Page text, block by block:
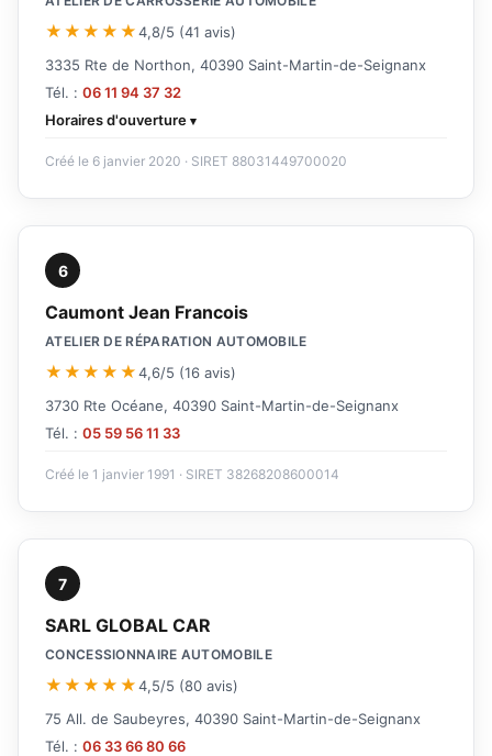
★★★★★4,8/5 (41 avis)
3335 Rte de Northon, 40390 Saint-Martin-de-Seignanx
Tél. : 06 11 94 37 32
Horaires d'ouverture
Créé le 6 janvier 2020 · SIRET 88031449700020
6
Caumont Jean Francois
ATELIER DE RÉPARATION AUTOMOBILE
★★★★★4,6/5 (16 avis)
3730 Rte Océane, 40390 Saint-Martin-de-Seignanx
Tél. : 05 59 56 11 33
Créé le 1 janvier 1991 · SIRET 38268208600014
7
SARL GLOBAL CAR
CONCESSIONNAIRE AUTOMOBILE
★★★★★4,5/5 (80 avis)
75 All. de Saubeyres, 40390 Saint-Martin-de-Seignanx
Tél. : 06 33 66 80 66